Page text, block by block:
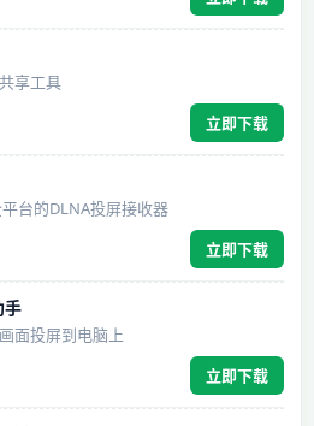
享工具
立即下载
台的DLNA投屏接收器
立即下载
手
面投屏到电脑上
立即下载